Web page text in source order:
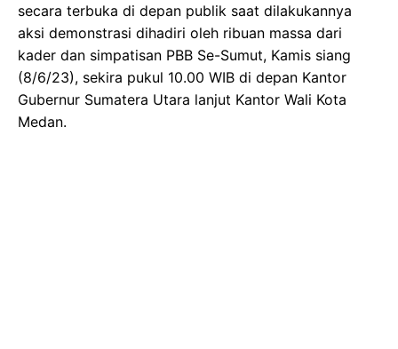
secara terbuka di depan publik saat dilakukannya
aksi demonstrasi dihadiri oleh ribuan massa dari
kader dan simpatisan PBB Se-Sumut, Kamis siang
(8/6/23), sekira pukul 10.00 WIB di depan Kantor
Gubernur Sumatera Utara lanjut Kantor Wali Kota
Medan.